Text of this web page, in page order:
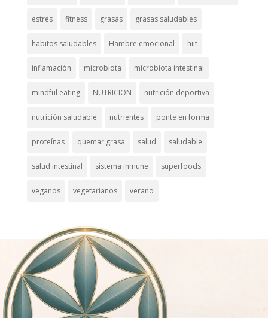
estrés fitness grasas grasas saludables
habitos saludables Hambre emocional hiit
inflamación microbiota microbiota intestinal
mindful eating NUTRICION nutrición deportiva
nutrición saludable nutrientes ponte en forma
proteínas quemar grasa salud saludable
salud intestinal sistema inmune superfoods
veganos vegetarianos verano